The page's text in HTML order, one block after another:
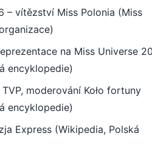
– vítězství Miss Polonia (Miss
na Miss Universe
encyklopedie)
moderování Koło fortuny
encyklopedie)
Express (Wikipedia, Polská